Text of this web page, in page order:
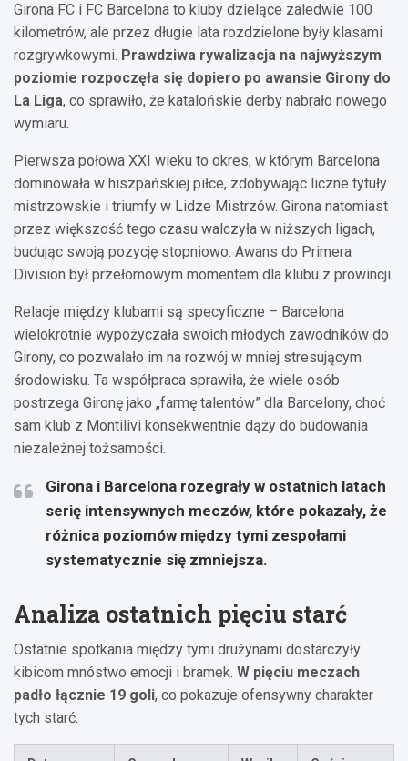
13
J. Garcia
G. Martin
24
E. Garcia P. Cubarsi J. Kounde
20 21 16
Girona FC i FC Barcelona to kluby dzielące zaledwie 100
kilometrów, ale przez długie lata rozdzielone były klasami
rozgrywkowymi. Prawdziwa rywalizacja na najwyższym
poziomie rozpoczęła się dopiero po awansie Girony do
La Liga, co sprawiło, że katalońskie derby nabrało nowego
wymiaru.
Pierwsza połowa XXI wieku to okres, w którym Barcelona
dominowała w hiszpańskiej piłce, zdobywając liczne tytuły
mistrzowskie i triumfy w Lidze Mistrzów. Girona natomiast
przez większość tego czasu walczyła w niższych ligach,
budując swoją pozycję stopniowo. Awans do Primera
Division był przełomowym momentem dla klubu z prowincji.
Relacje między klubami są specyficzne – Barcelona
wielokrotnie wypożyczała swoich młodych zawodników do
Girony, co pozwalało im na rozwój w mniej stresującym
środowisku. Ta współpraca sprawiła, że wiele osób
postrzega Gironę jako „farmę talentów” dla Barcelony, choć
sam klub z Montilivi konsekwentnie dąży do budowania
niezależnej tożsamości.
Girona i Barcelona rozegrały w ostatnich latach
serię intensywnych meczów, które pokazały, że
różnica poziomów między tymi zespołami
systematycznie się zmniejsza.
Analiza ostatnich pięciu starć
Ostatnie spotkania między tymi drużynami dostarczyły
kibicom mnóstwo emocji i bramek. W pięciu meczach
padło łącznie 19 goli, co pokazuje ofensywny charakter
tych starć.